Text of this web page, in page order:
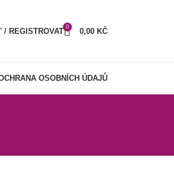
/ REGISTROVAT
0
0,00 KČ
OSOBNÍCH ÚDAJŮ